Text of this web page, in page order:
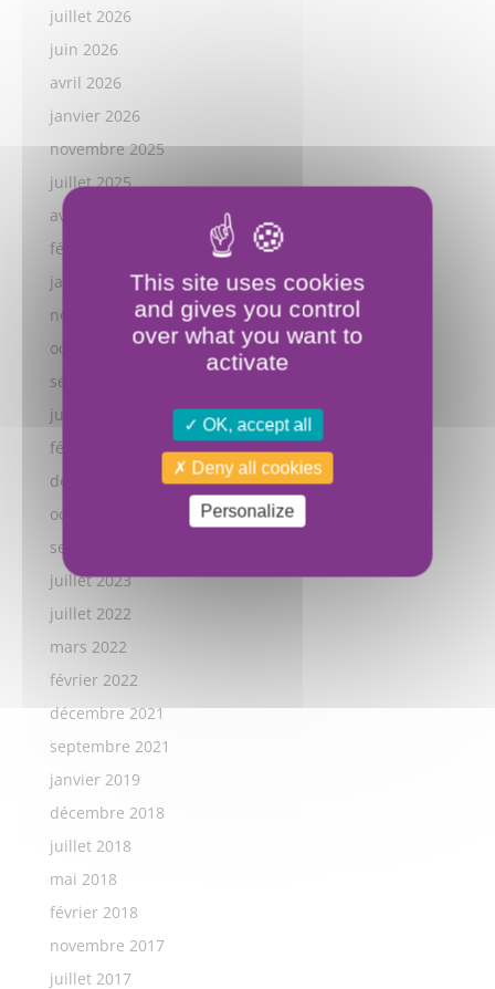
juillet 2026
juin 2026
avril 2026
janvier 2026
novembre 2025
juillet 2025
avril 2025
février 2025
janvier 2025
novembre 2024
octobre 2024
septembre 2024
juillet 2024
février 2024
décembre 2023
octobre 2023
septembre 2023
juillet 2023
juillet 2022
mars 2022
février 2022
décembre 2021
septembre 2021
janvier 2019
décembre 2018
juillet 2018
mai 2018
février 2018
novembre 2017
juillet 2017
This site uses cookies
and gives you control
over what you want to
activate
OK, accept all
Deny all cookies
Personalize